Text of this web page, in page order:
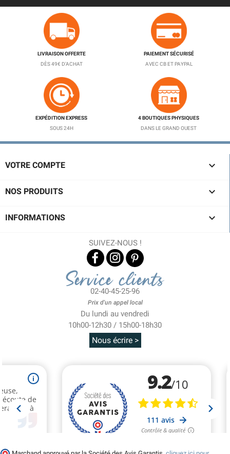
LIVRAISON OFFERTE
DÈS 49€ D'ACHAT
PAIEMENT SÉCURISÉ
AVEC CB ET PAYPAL
EXPÉDITION EXPRESS
SOUS 24H
4 BOUTIQUES PHYSIQUES
DANS LE GRAND OUEST
VOTRE COMPTE 
NOS PRODUITS 
INFORMATIONS 
SUIVEZ-NOUS !
Service clients
02-40-45-25-96
Prix d'un appel local
Du lundi au vendredi
10h00-12h30 / 15h00-18h30
Nous écrire >